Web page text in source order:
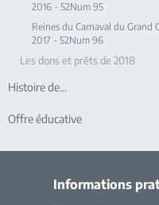
2016 - 52Num 95
Reines du Carnaval du Grand
2017 - 52Num 96
Les dons et prêts de 2018
Histoire de...
Offre éducative
Informations